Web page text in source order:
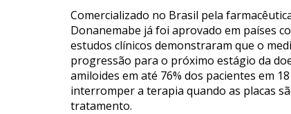
Comercializado no Brasil pela
Donanemabe já foi aprovado em países
estudos clínicos demonstraram que o
progressão para o próximo estágio da
amiloides em até 76% dos pacientes em
interromper a terapia quando as placas
tratamento.